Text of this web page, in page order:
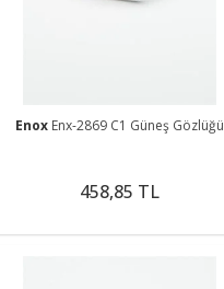
Enox Enx-2869 C1 Güneş Gözlüğü
458,85 TL